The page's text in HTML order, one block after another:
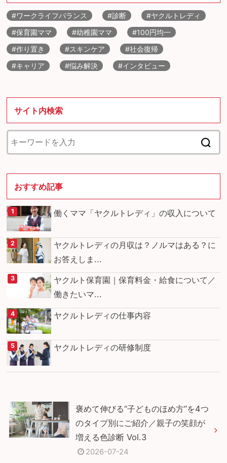
#ワークライフバランス #診断
#ヤクルトレディ
#保育園ママ
#幼稚園ママ
#100円均一
#作り置き
#スキンケア
#社会復帰
#キャリア
#悩み解決 #インタビュー
サイト内検索
おすすめ記事
働くママ「ヤクルトレディ」の収入について
ヤクルトレディの月収は？ノルマはある？に
お答えしま...
ヤクルト保育園｜保育料金・給食について／
働きたいマ...
ヤクルトレディの仕事内容
ヤクルトレディの研修制度
褒めて伸びる“子どものほめ方”を4つ
のタイプ別にご紹介／親子の笑顔が
増える色診断 Vol.3
2026-07-24